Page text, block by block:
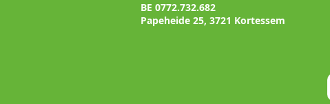
BE 0772.732.682
Papeheide 25, 3721 Kortessem